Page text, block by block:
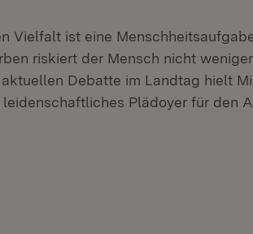
Vielfalt ist eine
riskiert der Mensch nicht
Debatte im Landtag hielt
Plädoyer für den